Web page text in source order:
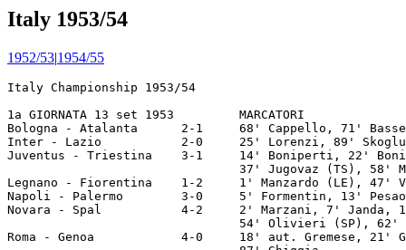
Italy 1953/54
1952/53|1954/55
Italy Championship 1953/54

1a GIORNATA 13 set 1953         MARCATORI
Bologna - Atalanta      2-1     68' Cappello, 71' Bassetto (AT), 77' Pivatelli
Inter - Lazio           2-0     25' Lorenzi, 89' Skoglund
Juventus - Triestina    3-1     14' Boniperti, 22' Boniperti rig., 
                                37' Jugovaz (TS), 58' Muccinelli   
Legnano - Fiorentina    1-2     1' Manzardo (LE), 47' Vidal, 73' Bacci
Napoli - Palermo        3-0     5' Formentin, 13' Pesaola, 50' Pesaola
Novara - Spal           4-2     2' Marzani, 7' Janda, 15' Marzani, 
                                54' Olivieri (SP), 62' Marzani, 77' Bulent (SP)
Roma - Genoa            4-0     18' aut. Gremese, 21' Galli, 24' Pandolfini,
                                87' Ghiggia 
Sampdoria - Torino      1-1     41' Baldini (SA) rig., 67' Buhtz
Udinese - Milan         2-2     42' Soerensen L., 50' Virgili (UD), 
                                52' Beltrandi (UD), 68' Nordahl G. 
Classifica - Bologna, Fiorentina, Inter, Juventus, Napoli, Novara e Roma 2;  
             Milan, Sampdoria, Torino e Udinese 1; Atalanta, Genoa, Lazio, 
             Legnano, Palermo, Spal e Triestina 0.

2a GIORNATA 20 set 1953        MARCATORI
Atalanta - Inter        0-2     61' Armano, 79' Brighenti II
Fiorentina - Roma       2-0     7' Bacci, 82' aut. Cardarelli
Genoa - Juventus        1-3     11' Boniperti, 58' Boniperti, 64' Boniperti,
                                84' Dal Monte (GE)
Lazio - Legnano         1-1     12' Vivolo (LA), 61' aut. Sentimenti V
Milan - Novara          0-0
Palermo - Udinese       4-0     35' Di Maso, 38' Martegani, 41' Di Maso, 
                                65' Martegani rig.
Spal - Sampdoria        2-1     5' Conti (SA), 11' Bulent, 72' Stefanini
Torino - Napoli         0-2     56' Formentin, 82' Jeppson
Triestina - Bologna     3-1     2' Trevisan, 25' Curti, 54' Nolli (BO),
                                89' Soerensen E.
Classifica - Fiorentina, Inter, Juventus e Napoli 4; Novara 3; Bologna,  
             Milan, Palermo, Roma, Spal e Triestina 2; Lazio, Legnano,  
             Sampdoria, Torino e Udinese 1; Atalanta e Genoa 0.
  
3a GIORNATA 27 set 1953         MARCATORI
Bologna - Torino        2-0     25' Garcia, 59' Cappello
Inter - Spal            4-2     10' Buzzin, 16' Skoglund, 37' Lorenzi,
                                39' Stefanini (SP), 40' Brighenti II,
                                64' Bulent (SP)
Juventus - Fiorentina   0-0 
Napoli - Atalanta       6-3     2' Jeppson, 27' Bassetto (AT), 29' Vitali,
                                43' Bassetto (AT), 48' Jeppson, 59' Bassetto (AT),
                                62' Jeppson, 76' Vitali, 85' Jeppson
Novara - Lazio          2-1     5' Burini (LA), 6' Masoni, 88' Janda
Palermo - Legnano       3-3     19' Sassi II rig., 24' Prunecchi (PA),
                                28' La Rosa (PA), 44' Bercarich, 48' Manzardo,
                                89' La Rosa (PA)
Roma - Udinese          3-0     63' Bronee, 79' Bronee, 85' Renosto
Sampdoria - Milan       2-1     60' Frignani (MI), 70' Gotti, 76' Conti
Triestina - Genoa       1-1     3' Curti (TS), 62' Dal Monte
Classifica - Inter e Napoli 6; Fiorentina, Juventus e Novara 5; Bologna e  
             Roma 4; Palermo, Sampdoria e Triestina 3; Legnano, Milan e   
             Spal 2; Genoa, Lazio, Torino e Udinese 1; Atalanta 0.

4a GIORNATA 04 ott 1953         MARCATORI
Atalanta - Roma         1-1     41' aut. Venturi R. (AT), 46' Bronee
Fiorentina - Palermo    3-1     41' Gratton, 43' Bacci, 68' aut. Rosetta (PA),
                                78' Gratton                      
Genoa - Bologna         3-3     25' Randon, 50' Bennike (GE), 55' Cattani (GE) rig.,
                                64' Pivatelli, 77' Cappello, 88' Seratoni (GE)
Lazio - Juventus        2-1     53' Puccinelli, 61' Fontanesi I,
                                86' J. Hansen (JU) rig.
Legnano - Inter         1-1     14' Manzardo (LE), 60' Buzzin
Milan - Triestina       4-0     44' G. Nordahl, 59' G. Nordahl,
                                66' Liedholm rig., 76' Liedholm
Spal - Napoli           1-1     35' Amadei, 36' Olivieri (SP)
Torino - Novara         1-0     88' Sentimenti III     
Udinese - Sampdoria     1-2     14' Conti, 20' Menegotti (UD), 27' Conti
Classifica - Fiorentina, Inter e Napoli 7; Bologna, Juventus, Novara, Roma   
             e Sampdoria 5; Milan 4; Lazio, Legnano, Palermo, Spal, Torino  
             e Triestina 3; Genoa 2; Atalanta e Udinese 1.

5a GIORNATA 11 ott 1953         MARCATORI
Bologna - Lazio         1-0     67' Ballacci rig.
Genoa - Atalanta        1-0     71' Dal Monte
Inter - Fiorentina      2-1     24' Skoglund, 70' Gren (FI), 76' Skoglund
Juventus - Sampdoria    1-0     74' Boniperti
Legnano - Spal          1-3     15' Ekner, 21' De Vito, 24' Manzardo (LE),
                                72' Cardinali 
Napoli - Milan          0-1     22' Liedholm 
Novara - Udinese        0-0
Roma - Torino           2-2     18' Pandolfini (RM) rig., 21' Bertoloni,
                                24' Boscolo, 32' Bronee (RM)
Triestina - Palermo     1-0     88' Curti
Classifica - Inter 9; Bologna, Fiorentina, Juventus e Napoli 7; Milan,   
             Novara e Roma 6; Sampdoria, Spal e Triestina 5; Genoa e 
             Torino 4; Lazio, Legnano e Palermo 3; Udinese 2; Atalanta 1.

6a GIORNATA 18 ott 1953         MARCATORI
Atalanta - Novara       1-1     71' Janda, 80' Bassetto (AT) rig.
Fiorentina - Genoa      1-0     77' Bacci
Inter - Bologna         3-2     15' Armano, 20' Cappello (BO), 29' Pivatelli (BO),
                                37' aut. Pozzan, 59' Armano rig.
Lazio - Napoli          0-4     18' Vitali, 34' Jeppson, 59' Jeppson, 67' Granata
Palermo - Milan         1-4     5' G. Nordahl, 48' Martegani (PA), 53' G. Nordahl,
                                64' L. Soerensen, 73' G. Nordahl
Sampdoria - Legnano     3-1     30' Mari, 48' aut. Fommei (LE), 59' Conti,
                                79' Baldini rig.
Spal - Roma             0-0
Torino - Juventus       2-4     14' Praest, 22' J. Hansen, 42' Sentimenti III (TO),
                                55' Bertoloni (TO), 60' Boniperti, 69' Boniperti rig.
Udinese - Triestina     4-2     1' Beltrandi, 5' Ispiro (TS), 10' Virgili,
                                51' Virgili, 60' Rossetti (TS), 70' Beltrandi
Classifica - Inter 11; Fiorentina, Juventus e Napoli 9; Milan 8; Bologna,   
             Novara, Roma e Sampdoria 7; Spal 6; Triestina 5; Genoa, Torino 
             e Udinese 4; Lazio, Legnano e Palermo 3; Atalanta 2.

7a GIORNATA 25 ott 1953         MARCATORI
Bologna - Fiorentina    1-1     62' Mariani, 85' Ballacci (BO)
Genoa - Novara          2-0     11' Seratoni, 35' Seratoni
Legnano - Juventus      1-1     11' J. Hansen, 71' Manzardo (LE)
Milan - Atalanta        3-3     6' Frignani (MI), 20' Frignani (MI), 25' Angeleri,
                                39' Rasmussen, 77' Vittoni, 86' L. Soerensen (MI)
Napoli - Triestina      1-0     55' Jeppson
Palermo - Sampdoria     2-1     17' La Rosa, 51' Baldini (SA), 81' Prunecchi
Roma - Inter            1-1     27' Galli (RM), 62' Lorenzi
Torino - Lazio          0-1     1' Bergamo
Udinese - Spal          1-1     15' Szoke (UD), 75' Ekner       
Classifica - Inter 12; Napoli 11; Fiorentina e Juventus 10; Milan 9; Bologna
             e Roma 8; Novara, Sampdoria e Spal 7; Genoa 6; Lazio, Palermo,
             Triestina e Udinese 5; Legnano e Torino 4; Atalanta 3.

8a GIORNATA 01 nov 1953         MARCATORI
Atalanta - Legnano      4-1     10' Rasmussen, 25' Annovazzi, 43' Rasmussen,
                                68' Annovazzi, 77' Manzardo (LE)
Genoa - Torino          1-1     7' Bennike (GE), 27' Giovetti
Inter - Milan           3-0     50' Nyers, 54' Nyers, 73' Nyers
Juventus - Udinese      1-0     41' Ricagni  
Lazio - Palermo         3-0     43' Vivolo, 55' aut. Martini, 62' Puccinelli
Napoli - Sampdoria      1-1     68' Baldini rig., 75' Formentin (NA)
Novara - Fiorentina     0-0
Spal - Bologna          0-0     
Triestina - Roma        2-2     12' Pandolfini, 43' Perissinotto,
                                57' aut. Celio (TS), 71' Curti (TS)
Classifica - Inter 14; Juventus e Napoli 12; Fiorentina 11; Bologna, Milan 
             e Roma 9; Novara, Sampdoria e Spal 8; Genoa e Lazio 7; 
             Triestina 6; Atalanta, Palermo, Torino e Udinese 5; Legnano 4. 

9a GIORNATA 08 nov 1953         MARCATORI
Atalanta - Palermo      0-1     17' La Rosa 
Bologna - Juventus      0-1     55' Praest
Fiorentina - Napoli     1-0     44' Novelli 
Legnano - Triestina     2-1     19' Motta, 35' Sassi II rig., 47' Curti (TS) rig.
Milan - Genoa           3-0     17' G. Nordahl, 35' G. Nordahl, 75' Liedholm rig.
Roma - Novara           3-0     44' Galli, 58' Perissinotto, 88' Celio
Sampdoria - Inter       0-0
Torino - Spal           1-0     38' Giovetti
Udinese - Lazio         1-1     1' Bredesen, 72' aut. Antonazzi (UD)
Classifica - Inter 15; Juventus 14; Fiorentina 13; Napoli 12; Milan e Roma 11;
             Bologna e Sampdoria 9; Lazio, Novara e Spal 8; Genoa, Palermo 
             e Torino 7; Legnano, Triestina e Udinese 6; Atalanta 5.

10a GIORNATA 22 nov 1953        MARCATORI
Genoa - Sampdoria       0-1     45' Testa
Juventus - Inter        2-2     4' Skoglund, 24' Nyers, 31' Boniperti (JU),
                                54' J. Hansen (JU)
Lazio - Fiorentina      2-3     20' Burini (LA), 21' Segato, 47' Bacci,
                                69' Mariani, 84' Bredesen (LA)     
Milan - Legnano         3-1     33' Silvestri, 49' Vicariotto, 70' Motta (LE),
                                85' L. Soerensen
Napoli - Udinese        2-1     15' Amadei, 21' Amadei rig., 54' Castaldo (UD)
Novara - Bologna        1-0     59' Miglioli
Palermo - Roma          1-3     6' Galli, 61' Pandolfini, 74' De Grandi (PA),
                                82' Perissinotto         
Spal - Atalanta         3-2     8' Bassetto (AT), 35' Bulent, 45' Olivi